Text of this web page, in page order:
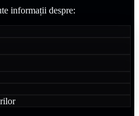
informații despre: